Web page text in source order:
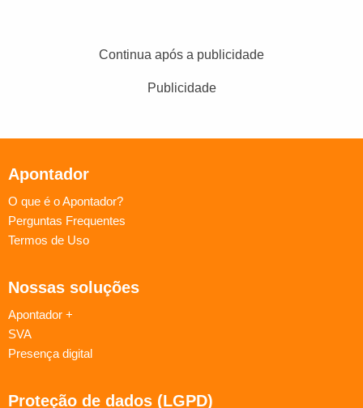
Continua após a publicidade
Publicidade
Apontador
O que é o Apontador?
Perguntas Frequentes
Termos de Uso
Nossas soluções
Apontador +
SVA
Presença digital
Proteção de dados (LGPD)